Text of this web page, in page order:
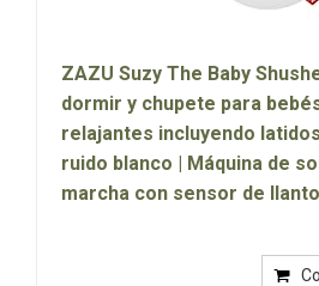
ZAZU Suzy The Baby
dormir y chupete para
relajantes incluyendo
ruido blanco | Máquina de
marcha con sensor de